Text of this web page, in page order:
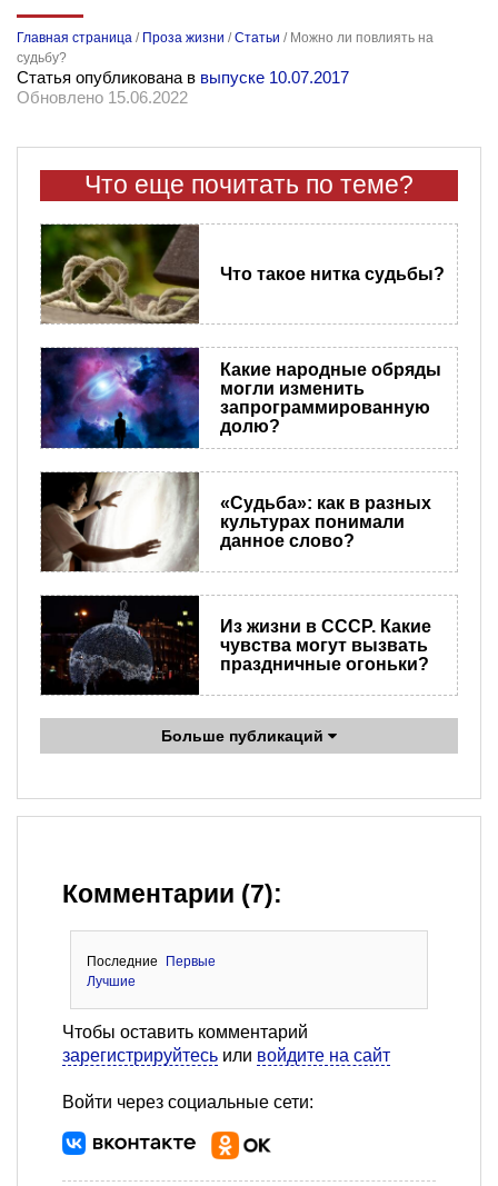
Главная страница / Проза жизни /Статьи / Можно ли повлиять на
судьбу?
Статья опубликована в выпуске 10.07.2017
Обновлено 15.06.2022
Что еще почитать по теме?
Что такое нитка судьбы?
Какие народные обряды
могли изменить
запрограммированную
долю?
«Судьба»: как в разных
культурах понимали
данное слово?
Из жизни в СССР. Какие
чувства могут вызвать
праздничные огоньки?
Больше публикаций
Комментарии (7):
Последние
Первые
Лучшие
Чтобы оставить комментарий
зарегистрируйтесь или войдите на сайт
Войти через социальные сети: